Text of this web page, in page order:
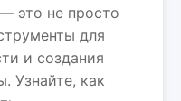
это не просто
для
и создания
Узнайте, как